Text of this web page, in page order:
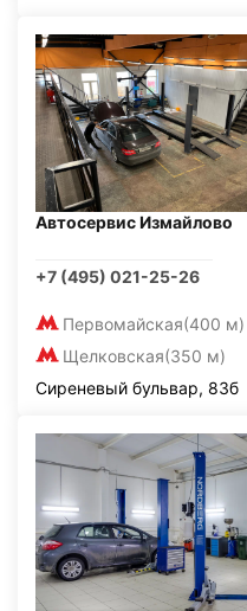
Автосервис Измайлово
+7 (495) 021-25-26
Первомайская(400 м)
Щелковская(350 м)
Сиреневый бульвар, 83б